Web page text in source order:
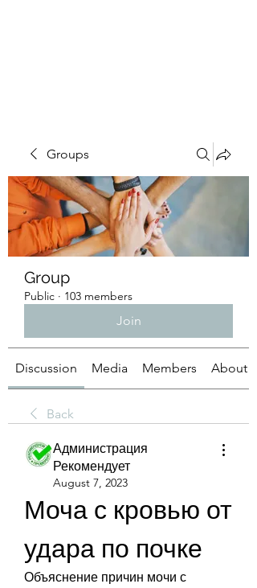
Groups
Group
Public · 103 members
Join
Discussion Media Members About
Back
Администрация
Рекомендует
August 7, 2023
Моча с кровью от
удара по почке
Объяснение причин мочи с